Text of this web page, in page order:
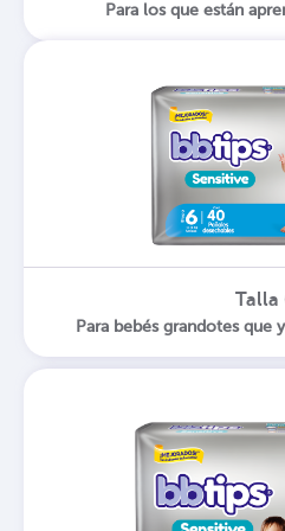
Para los que están
Talla
Para bebés grandotes que